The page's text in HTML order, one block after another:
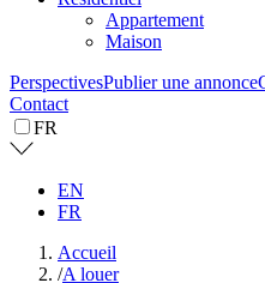
Appartement
Maison
PerspectivesPublier une annonce
Contact
FR
EN
FR
Accueil
/A louer